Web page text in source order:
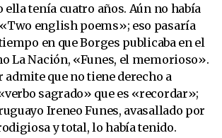
tenía cuatro años. Aún no había
english poems»; eso pasaría
en que Borges publicaba en el
La Nación, «Funes, el memorioso».
que no tiene derecho a
sagrado» que es «recordar»;
Ireneo Funes, avasallado por
y total, lo había tenido.